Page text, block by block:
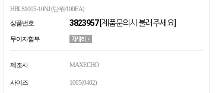
HBLS1005-10NJ (단위/100EA)
상품번호
3823957[제품문의시 불러주세요]
무이자할부
제조사 MAXECHO
사이즈 1005(0402)